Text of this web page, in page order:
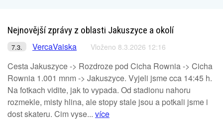
Nejnovější zprávy z oblasti Jakuszyce a okolí
7.3. VercaVaiska Vloženo 8.3.2026 12:16
Cesta Jakuszyce -> Rozdroze pod Cicha Rownia -> Cicha
Rownia 1.001 mnm -> Jakuszyce. Vyjeli jsme cca 14:45 h.
Na fotkach vidite, jak to vypada. Od stadionu nahoru
rozmekle, misty hlina, ale stopy stale jsou a potkali jsme i
dost skateru. Cim vyse... více